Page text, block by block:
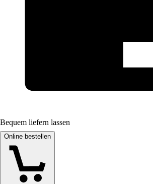
Bequem liefern lassen
Online bestellen